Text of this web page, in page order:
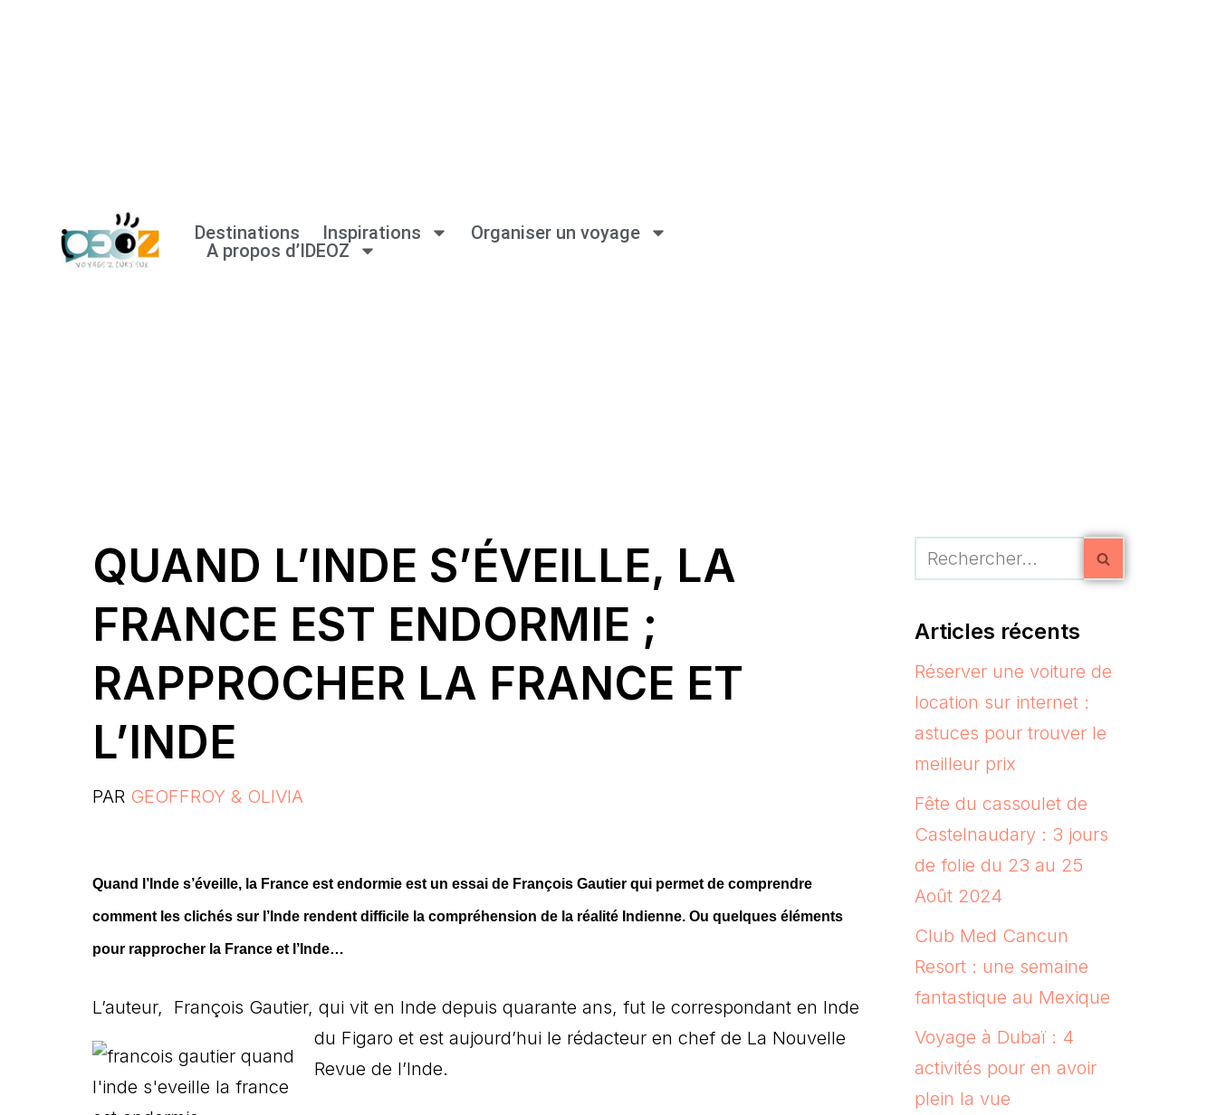
Destinations Inspirations
Organiser un voyage
A propos d’IDEOZ
QUAND L’INDE S’ÉVEILLE, LA
FRANCE EST ENDORMIE ;
RAPPROCHER LA FRANCE ET
L’INDE
PAR GEOFFROY & OLIVIA
Quand l’Inde s’éveille, la France est endormie est un essai de François Gautier qui permet de comprendre
comment les clichés sur l’Inde rendent difficile la compréhension de la réalité Indienne. Ou quelques éléments
pour rapprocher la France et l’Inde…
L’auteur, François Gautier, qui vit en Inde depuis quarante ans, fut le correspondant en Inde
du Figaro et est aujourd’hui le rédacteur en chef de La Nouvelle
Revue de l’Inde.
Articles récents
Réserver une voiture de
location sur internet :
astuces pour trouver le
meilleur prix
Fête du cassoulet de
Castelnaudary : 3 jours
de folie du 23 au 25
Août 2024
Club Med Cancun
Resort : une semaine
fantastique au Mexique
Voyage à Dubaï : 4
activités pour en avoir
plein la vue